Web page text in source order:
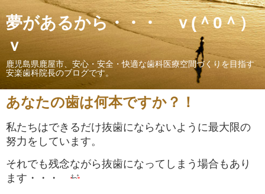
夢があるから・・・ ｖ(＾0＾）
ｖ
鹿児島県鹿屋市、安心・安全・快適な歯科医療空間づくりを目指す
安楽歯科院長のブログです。
あなたの歯は何本ですか？！
私たちはできるだけ抜歯にならないように最大限の
努力をしています。
それでも残念ながら抜歯になってしまう場合もあり
ます・・・